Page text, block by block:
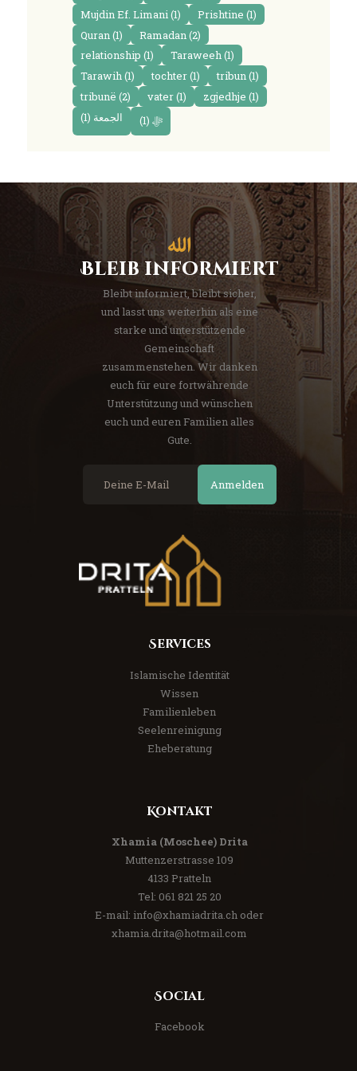
Mujdin Ef. Limani(1) Prishtine (1)
Quran (1) Ramadan (2)
relationship (1) Taraweeh(1)
Tarawih(1) tochter(1) tribun(1)
tribunë (2) vater(1) zgjedhje (1)
الجمعة (1) ﷻ (1)
Bleib informiert
Bleibt informiert, bleibt sicher,
und lasst uns weiterhin als eine
starke und unterstützende
Gemeinschaft
zusammenstehen. Wir danken
euch für eure fortwährende
Unterstützung und wünschen
euch und euren Familien alles
Gute.
Anmelden
Services
Islamische Identität
Wissen
Familienleben
Seelenreinigung
Eheberatung
Kontakt
Xhamia (Moschee) Drita
Muttenzerstrasse 109
4133 Pratteln
Tel: 061 821 25 20
E-mail: info@xhamiadrita.ch oder
xhamia.drita@hotmail.com
Social
Facebook